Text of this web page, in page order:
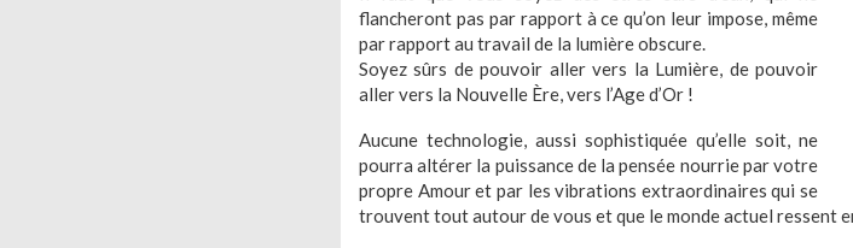
flancheront pas par rapport à ce qu’on leur impose, même
par rapport au travail de la lumière obscure.
Soyez sûrs de pouvoir aller vers la Lumière, de pouvoir
aller vers la Nouvelle Ère, vers l’Age d’Or !
Aucune technologie, aussi sophistiquée qu’elle soit, ne
pourra altérer la puissance de la pensée nourrie par votre
propre Amour et par les vibrations extraordinaires qui se
trouvent tout autour de vous et que le monde actuel ressent